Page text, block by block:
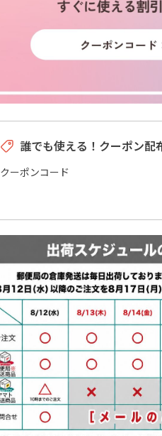
誰でも使える！クーポン配
クーポンコード